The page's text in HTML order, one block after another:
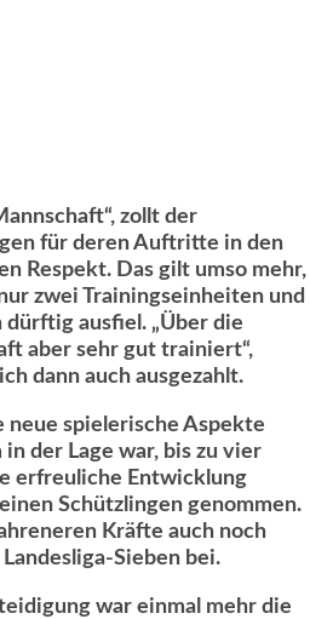
zollt der
für deren Auftritte in den
Respekt. Das gilt umso mehr,
zwei Trainingseinheiten und
dürftig ausfiel. „Über die
aber sehr gut trainiert“,
dann auch ausgezahlt.
neue spielerische Aspekte
der Lage war, bis zu vier
erfreuliche Entwicklung
Schützlingen genommen.
Kräfte auch noch
Sieben bei.
war einmal mehr die